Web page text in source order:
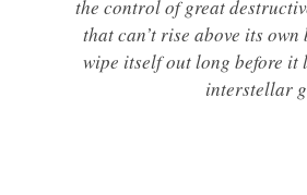
the control of great
that can’t rise above its
wipe itself out long before it
interstellar